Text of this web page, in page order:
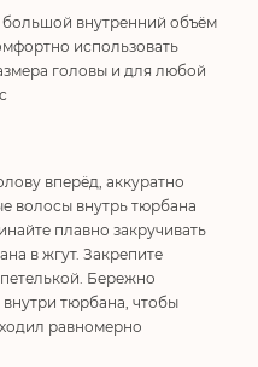
большой внутренний объём
использовать
головы и для любой
вперёд, аккуратно
волосы внутрь тюрбана
плавно закручивать
в жгут. Закрепите
Бережно
тюрбана, чтобы
равномерно